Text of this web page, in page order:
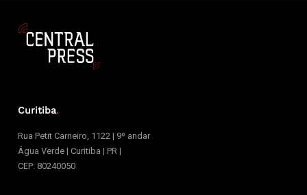
Curitiba.
Rua Petit Carneiro, 1122 | 9º andar
Água Verde | Curitiba | PR |
CEP: 80240050